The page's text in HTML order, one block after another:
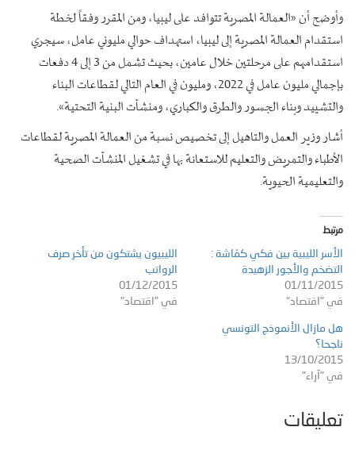
وأوضح أن «العمالة المصرية تتوافد على ليبيا، ومن المقرر وفقاً لخطة
استقدام العمالة المصرية إلى ليبيا، استهداف حوالي مليوني عامل، سيجري
استقدامهم على مرحلتين خلال عامين، بحيث تشمل من 3 إلى 4 دفعات
بإجمالي مليون عامل في 2022، ومليون في العام التالي لقطاعات البناء
والتشييد وبناء الجسور والطرق والكباري، ومنشآت البنية التحتية».
أشار وزير العمل والتاهيل إلى تخصيص نسبة من العمالة المصرية لقطاعات
الأطباء والتمريض والتعليم للاستعانة بها في تشغيل المنشآت الصحية
والتعليمية الحيوية.
مرتبط
الأسر الليبية بين فكي كمّاشة :
التضخم والأجور الزهيدة
01/11/2015
في "اقتصاد"
الليبيون يشتكون من تأخر صرف
الرواتب
01/12/2015
في "اقتصاد"
هل مازال الأنموذج التونسي
ناجحا؟
13/10/2015
في "آراء"
تعليقات